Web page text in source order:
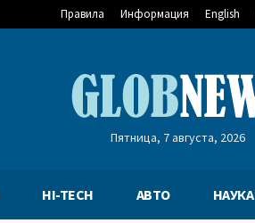
Правила Информация English
Пятница, 7 августа, 2026
HI-TECH АВТО НАУКА